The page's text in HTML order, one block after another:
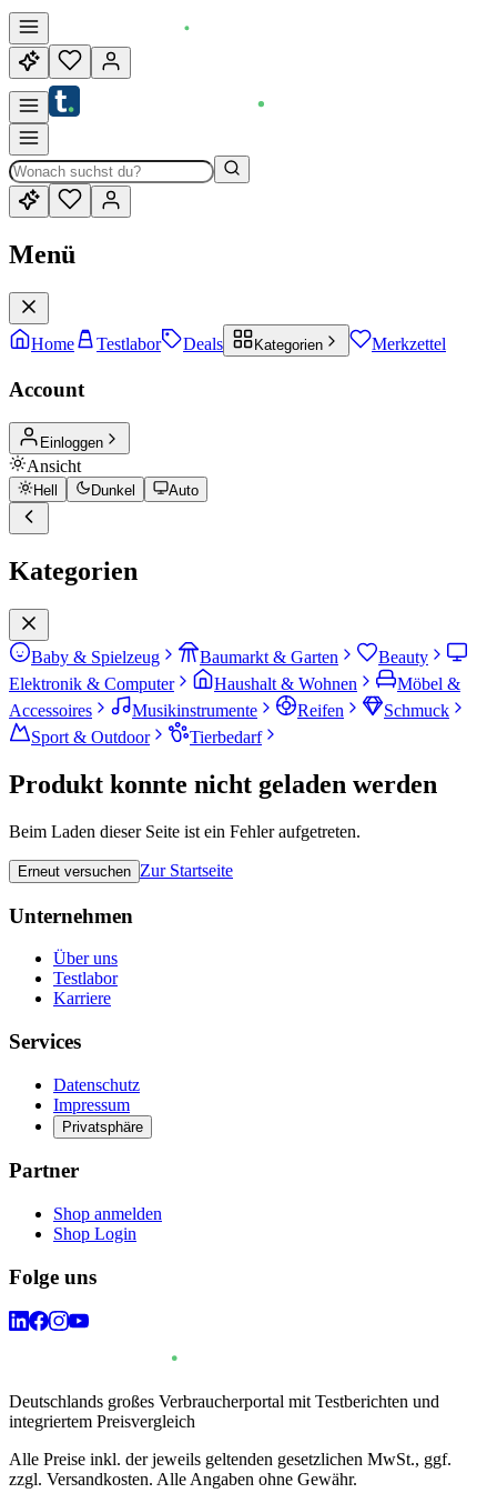
Menü
Home Testlabor Deals Kategorien Merkzettel
Account
Einloggen
Ansicht
Hell Dunkel Auto
Kategorien
Baby & Spielzeug Baumarkt & Garten
Beauty
Elektronik & Computer
Haushalt & Wohnen
Möbel &
Accessoires
Musikinstrumente Reifen
Schmuck
Sport & Outdoor
Tierbedarf
Produkt konnte nicht geladen werden
Beim Laden dieser Seite ist ein Fehler aufgetreten.
Erneut versuchen Zur Startseite
Unternehmen
Über uns
Testlabor
Karriere
Services
Datenschutz
Impressum
Privatsphäre
Partner
Shop anmelden
Shop Login
Folge uns
Deutschlands großes Verbraucherportal mit Testberichten und
integriertem Preisvergleich
Alle Preise inkl. der jeweils geltenden gesetzlichen MwSt., ggf.
zzgl. Versandkosten. Alle Angaben ohne Gewähr.